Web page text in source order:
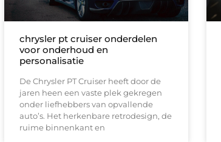
chrysler pt cruiser onderdelen
voor onderhoud en
personalisatie
De Chrysler PT Cruiser heeft door de
jaren heen een vaste plek gekregen
onder liefhebbers van opvallende
auto’s. Het herkenbare retrodesign, de
ruime binnenkant en